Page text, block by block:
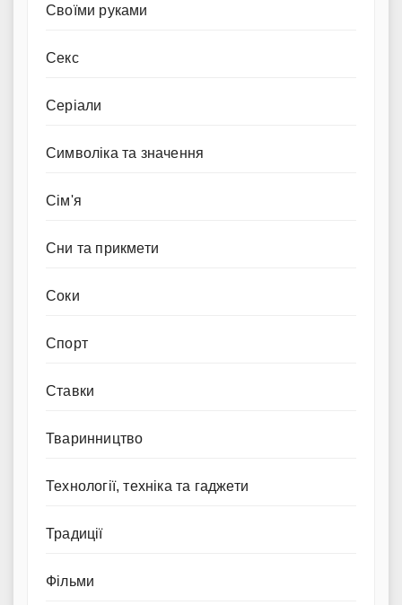
Своїми руками
Секс
Серіали
Символіка та значення
Сім'я
Сни та прикмети
Соки
Спорт
Ставки
Тваринництво
Технології, техніка та гаджети
Традиції
Фільми